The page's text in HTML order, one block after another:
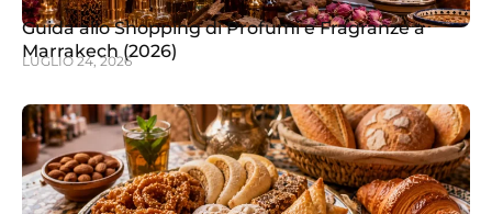
Guida allo Shopping di Profumi e Fragranze a
Marrakech (2026)
LUGLIO 24, 2026